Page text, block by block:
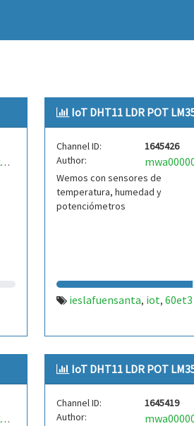
mwa0000025484634
IoT DHT11 LDR POT
Channel ID:
1645426
Author:
Wemos con sensores de
temperatura, humedad y
potenciómetros
ieslafuensanta, iot, 60et3
mwa0000025484642
IoT DHT11 LDR POT
Channel ID:
1645419
Author: